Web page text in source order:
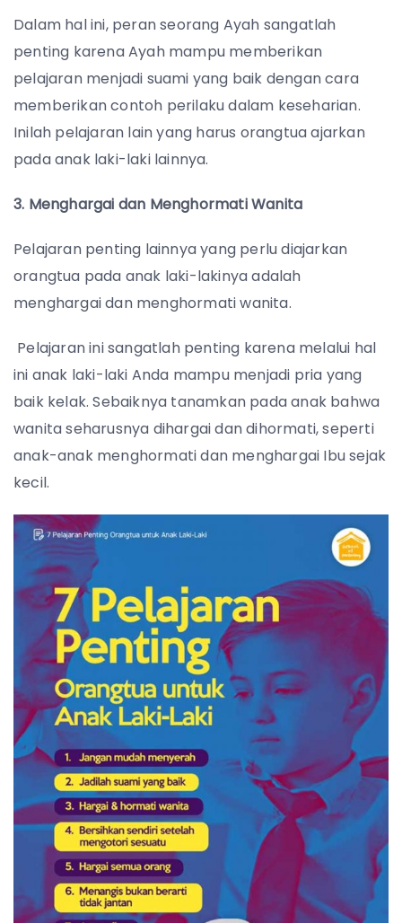
Dalam hal ini, peran seorang Ayah sangatlah
penting karena Ayah mampu memberikan
pelajaran menjadi suami yang baik dengan cara
memberikan contoh perilaku dalam keseharian.
Inilah pelajaran lain yang harus orangtua ajarkan
pada anak laki-laki lainnya.
3. Menghargai dan Menghormati Wanita
Pelajaran penting lainnya yang perlu diajarkan
orangtua pada anak laki-lakinya adalah
menghargai dan menghormati wanita.
Pelajaran ini sangatlah penting karena melalui hal
ini anak laki-laki Anda mampu menjadi pria yang
baik kelak. Sebaiknya tanamkan pada anak bahwa
wanita seharusnya dihargai dan dihormati, seperti
anak-anak menghormati dan menghargai Ibu sejak
kecil.